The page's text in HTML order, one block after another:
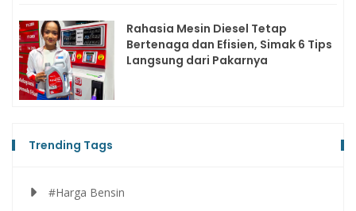
Rahasia Mesin Diesel Tetap
Bertenaga dan Efisien, Simak 6 Tips
Langsung dari Pakarnya
Trending Tags
#Harga Bensin